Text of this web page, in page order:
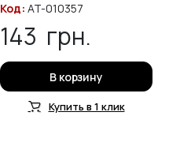
Код: AT-010357
143 грн.
В корзину
Купить в 1 клик